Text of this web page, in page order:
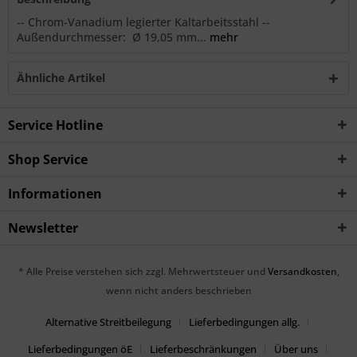
-- Chrom-Vanadium legierter Kaltarbeitsstahl --
Außendurchmesser: Ø 19,05 mm... mehr
Ähnliche Artikel
Service Hotline
Shop Service
Informationen
Newsletter
* Alle Preise verstehen sich zzgl. Mehrwertsteuer und Versandkosten,
wenn nicht anders beschrieben
Alternative Streitbeilegung
Lieferbedingungen allg.
Lieferbedingungen öE
Lieferbeschränkungen Über uns